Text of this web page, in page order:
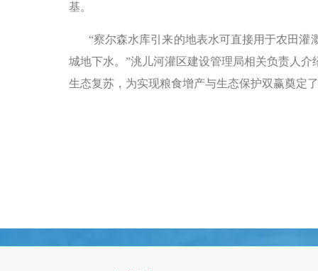
基。
“察尔森水库引来的地表水可直接用于农田
城地下水。”洮儿河灌区建设管理局相关负责人
生态复苏，为实现粮食增产与生态保护双赢奠定